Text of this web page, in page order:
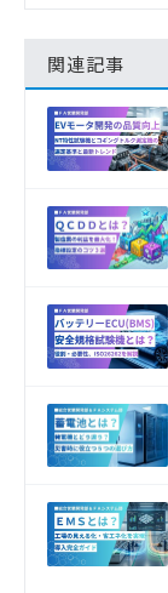
関連記事